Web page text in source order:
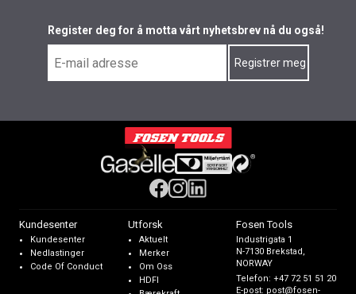
Register deg for å motta vårt nyhetsbrev nå du også!
Kundesenter
Kundesenter
Nedlastinger
Code Of Conduct
Utforsk
Aktuelt
Merker
Om Oss
HDFI
Fosen Tools
Industrigata 1
N-7130 Brekstad,
NORWAY
Telefon:+47 72 51 51 20
E-post: post@fosen-